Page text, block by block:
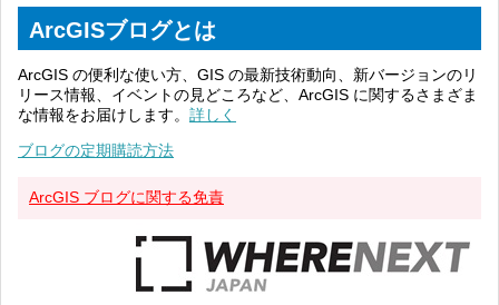
ArcGISブログとは
ArcGIS の便利な使い方、GIS の最新技術動向、新バージョンのリ
リース情報、イベントの見どころなど、ArcGIS に関するさまざま
な情報をお届けします。 詳しく
ブログの定期購読方法
ArcGIS ブログに関する免責